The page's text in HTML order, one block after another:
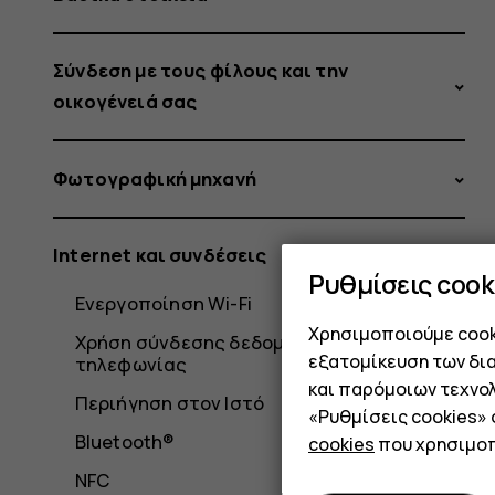
Σύνδεση με τους φίλους και την
οικογένειά σας
Φωτογραφική μηχανή
Internet και συνδέσεις
Ενεργοποίηση Wi-Fi
Χρήση σύνδεσης δεδομένων κινητής
τηλεφωνίας
Περιήγηση στον Ιστό
Bluetooth®
NFC
Ρυθμίσεις
Χρησιμοποιούμε
εξατομίκευση των
και παρόμοιων
«Ρυθμίσεις
cookies που